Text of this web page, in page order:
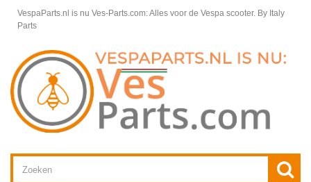
VespaParts.nl is nu Ves-Parts.com: Alles voor de Vespa scooter. By Italy
Parts